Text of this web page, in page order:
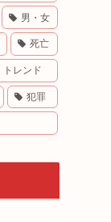
男・女
死亡
トレンド
犯罪